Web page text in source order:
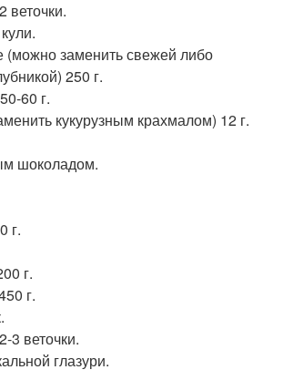
веточки.
(можно заменить свежей либо
250 г.
60 г.
кукурузным крахмалом) 12 г.
шоколадом.
г.
г.
г.
3 веточки.
глазури.